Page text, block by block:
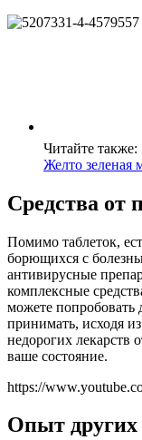
Читайте также:
Желто зеленая
Средства от
Помимо таблеток,
борющихся с
антивирусные
комплексные
можете попробовать
принимать, исходя
недорогих лекарств
ваше состояние.
https://
Опыт других